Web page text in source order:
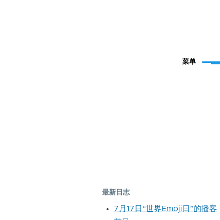
菜单
最新日志
7月17日“世界Emoji日”的播客